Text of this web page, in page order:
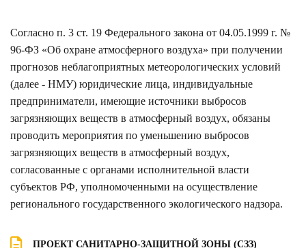
Согласно п. 3 ст. 19 Федерального закона от 04.05.1999 г. №
96-ФЗ «Об охране атмосферного воздуха» при получении
прогнозов неблагоприятных метеорологических условий
(далее - НМУ) юридические лица, индивидуальные
предприниматели, имеющие источники выбросов
загрязняющих веществ в атмосферный воздух, обязаны
проводить мероприятия по уменьшению выбросов
загрязняющих веществ в атмосферный воздух,
согласованные с органами исполнительной власти
субъектов РФ, уполномоченными на осуществление
регионального государственного экологического надзора.
ПРОЕКТ САНИТАРНО-ЗАЩИТНОЙ ЗОНЫ (СЗЗ)